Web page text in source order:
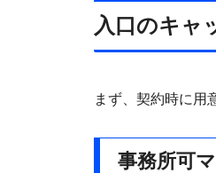
入口のキャ
まず、契約時に用
事務所可